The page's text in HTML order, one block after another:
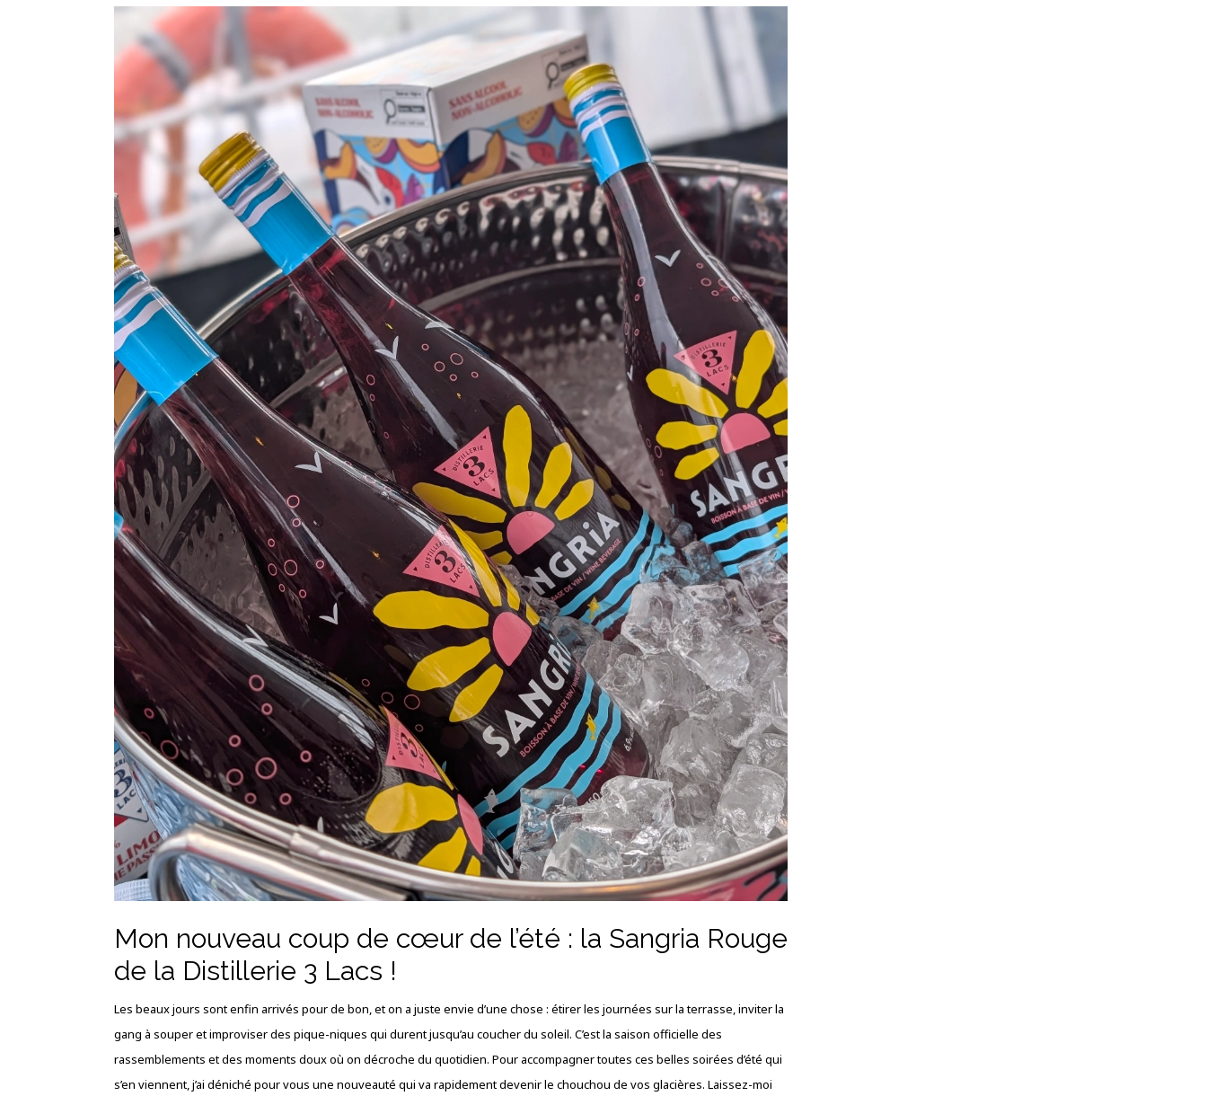
Mon nouveau coup de cœur de l’été : la Sangria Rouge
de la Distillerie 3 Lacs !
Les beaux jours sont enfin arrivés pour de bon, et on a juste envie d’une chose : étirer les journées sur la terrasse, inviter la
gang à souper et improviser des pique-niques qui durent jusqu’au coucher du soleil. C’est la saison officielle des
rassemblements et des moments doux où on décroche du quotidien. Pour accompagner toutes ces belles soirées d’été qui
s’en viennent, j’ai déniché pour vous une nouveauté qui va rapidement devenir le chouchou de vos glacières. Laissez-moi